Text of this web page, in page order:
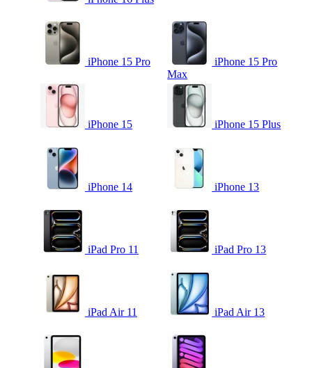
iPhone 15 Pro
iPhone 15 Pro
Max
iPhone 15 iPhone 15 Plus
iPhone 14 iPhone 13
iPad Pro 11 iPad Pro 13
iPad Air 11 iPad Air 13